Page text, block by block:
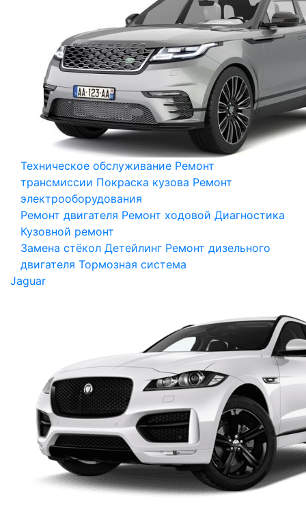
Техническое обслуживание Ремонт
трансмиссии Покраска кузова Ремонт
электрооборудования
Ремонт двигателя Ремонт ходовой Диагностика
Кузовной ремонт
Замена стёкол Детейлинг Ремонт дизельного
двигателя Тормозная система
Jaguar